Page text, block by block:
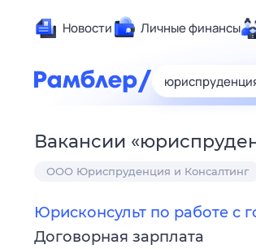
Новости Личные финансы
Вакансии «
ООО Юриспруденция и Консалтинг
Юрисконсульт по работе с
Договорная зарплата